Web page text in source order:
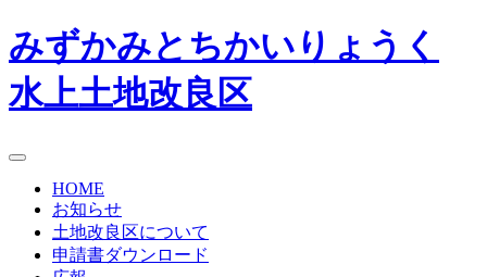
みずかみとちかいりょうく
水上土地改良区
toggle
navigation
HOME
お知らせ
土地改良区について
申請書ダウンロード